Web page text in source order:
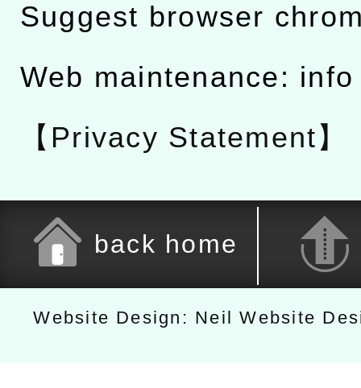
Suggest browser
Web maintenance:
【Privacy Statement】
back home
Website Design: Neil Website